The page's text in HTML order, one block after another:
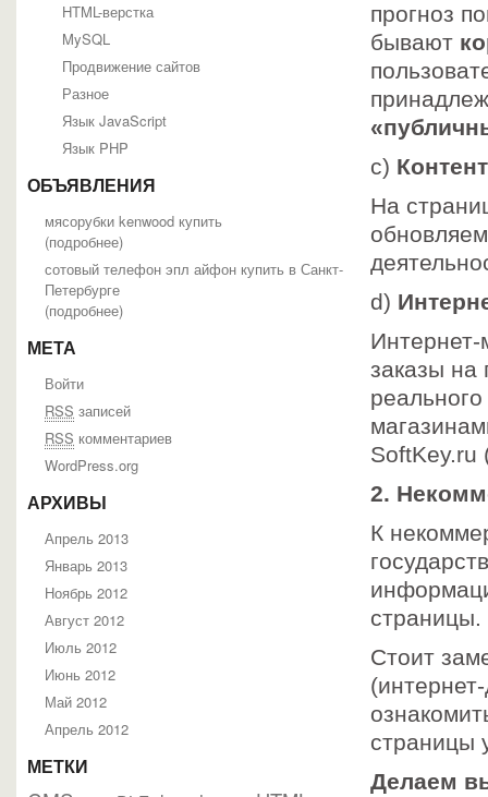
HTML-верстка
MySQL
Продвижение сайтов
Разное
Язык JavaScript
Язык PHP
ОБЪЯВЛЕНИЯ
мясорубки kenwood купить
(подробнее)
сотовый телефон эпл айфон купить в Санкт-
Петербурге
(подробнее)
МЕТА
Войти
RSS записей
RSS комментариев
WordPress.org
АРХИВЫ
Апрель 2013
Январь 2013
Ноябрь 2012
Август 2012
Июль 2012
Июнь 2012
Май 2012
Апрель 2012
МЕТКИ
прогноз
бывают
с)
На
d)
заказы на
SoftKey.ru
2.
К
страницы.
Стоит
страницы
Делаем